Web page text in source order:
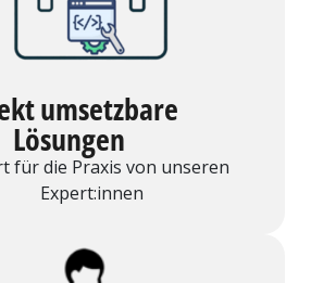
umsetzbare
Lösungen
für die Praxis von unseren
Expert:innen